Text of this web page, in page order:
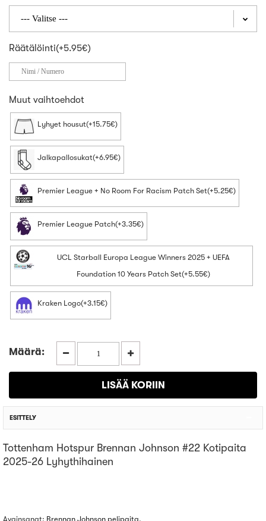
Räätälöinti(+5.95€)
Muut vaihtoehdot
Lyhyet housut(+15.75€)
Jalkapallosukat(+6.95€)
Premier League + No Room For Racism Patch Set(+5.25€)
Premier League Patch(+3.35€)
UCL Starball Europa League Winners 2025 + UEFA
Foundation 10 Years Patch Set(+5.55€)
Kraken Logo(+3.15€)
Määrä:
ESITTELY
Tottenham Hotspur Brennan Johnson #22 Kotipaita
2025-26 Lyhythihainen
Avainsanat: Brennan Johnson pelipaita,